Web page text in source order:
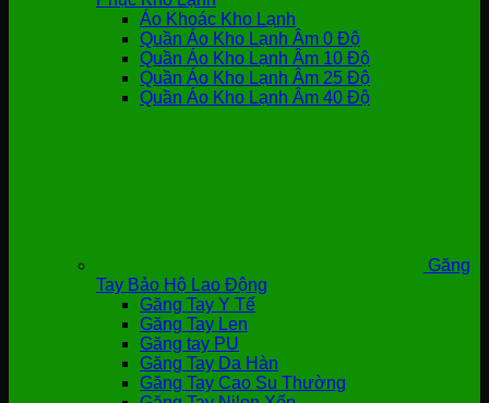
Áo Khoác Kho Lạnh
Quần Áo Kho Lạnh Âm 0 Độ
Quần Áo Kho Lạnh Âm 10 Độ
Quần Áo Kho Lạnh Âm 25 Độ
Quần Áo Kho Lạnh Âm 40 Độ
Găng
Tay Bảo Hộ Lao Động
Găng Tay Y Tế
Găng Tay Len
Găng tay PU
Găng Tay Da Hàn
Găng Tay Cao Su Thường